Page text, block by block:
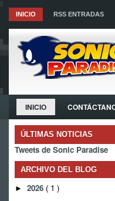
INICIO RSS ENTRADAS
INICIO
ÚLTIMAS NOTICIAS
Tweets de Sonic Paradise
ARCHIVO DEL BLOG
► 2026 ( 1 )